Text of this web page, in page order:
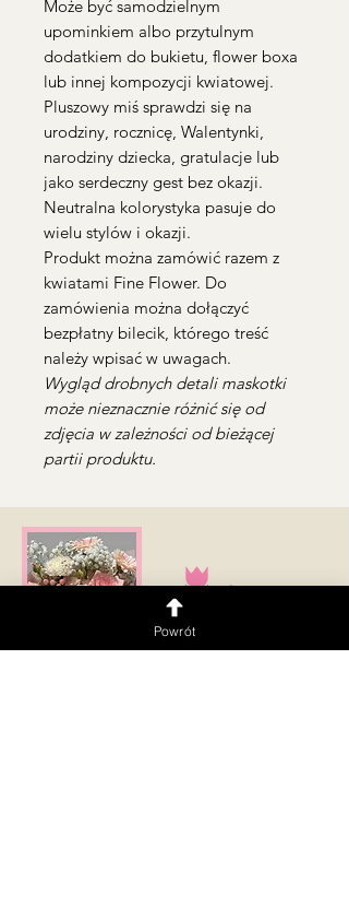
Może być samodzielnym
upominkiem albo przytulnym
dodatkiem do bukietu, flower boxa
lub innej kompozycji kwiatowej.
Pluszowy miś sprawdzi się na
urodziny, rocznicę, Walentynki,
narodziny dziecka, gratulacje lub
jako serdeczny gest bez okazji.
Neutralna kolorystyka pasuje do
wielu stylów i okazji.
Produkt można zamówić razem z
kwiatami Fine Flower. Do
zamówienia można dołączyć
bezpłatny bilecik, którego treść
należy wpisać w uwagach.
Wygląd drobnych detali maskotki
może nieznacznie różnić się od
zdjęcia w zależności od bieżącej
partii produktu.
Powrót